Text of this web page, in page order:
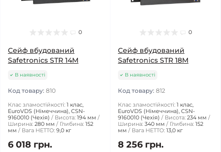
0
Сейф вбудований
Safetronics STR 14M
В наявності
Код товару: 810
Клас зламостійкості: 1 клас,
EuroVDS (Німеччина), CSN-
9160010 (Чехія)
Висота: 194 мм
Ширина: 280 мм Глибина: 152
мм
Вага НЕТТО: 9,0 кг
6 018 грн.
0
Сейф вбудований
Safetronics STR 18M
В наявності
Код товару: 812
Клас зламостійкості: 1 клас,
EuroVDS (Німеччина), CSN-
9160010 (Чехія)
Висота: 234 мм
Ширина: 340 мм Глибина: 152
мм
Вага НЕТТО: 13,0 кг
8 256 грн.